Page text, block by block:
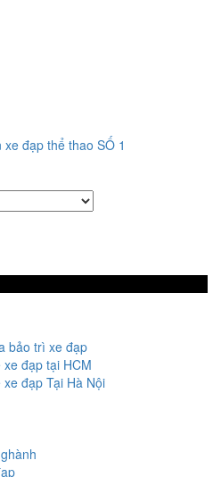
bảo trì xe đạp
đạp tại HCM
đạp Tại Hà Nội